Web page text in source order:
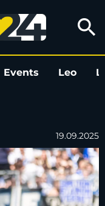
search
Events Leo
19.09.2025